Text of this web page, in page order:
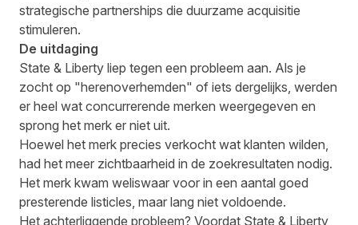
strategische partnerships die duurzame acquisitie
stimuleren.
De uitdaging
State & Liberty liep tegen een probleem aan. Als je
zocht op "herenoverhemden" of iets dergelijks, werden
er heel wat concurrerende merken weergegeven en
sprong het merk er niet uit.
Hoewel het merk precies verkocht wat klanten wilden,
had het meer zichtbaarheid in de zoekresultaten nodig.
Het merk kwam weliswaar voor in een aantal goed
presterende listicles, maar lang niet voldoende.
Het achterliggende probleem? Voordat State & Liberty